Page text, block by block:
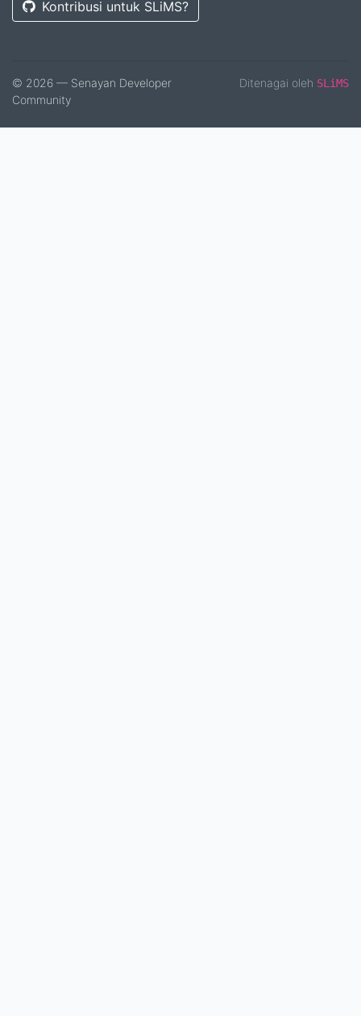
Kontribusi untuk SLiMS?
© 2026 — Senayan Developer
Community
Ditenagai oleh SLiMS